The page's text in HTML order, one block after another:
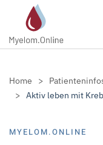
Zum Hauptinhalt
Home
Aktiv leben mit
MYELOM.ONLINE